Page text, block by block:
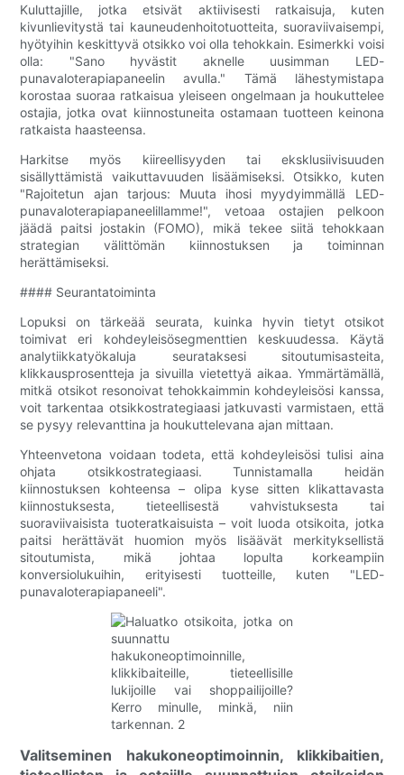
Kuluttajille, jotka etsivät aktiivisesti ratkaisuja, kuten
kivunlievitystä tai kauneudenhoitotuotteita, suoraviivaisempi,
hyötyihin keskittyvä otsikko voi olla tehokkain. Esimerkki voisi
olla: "Sano hyvästit aknelle uusimman LED-
punavaloterapiapaneelin avulla." Tämä lähestymistapa
korostaa suoraa ratkaisua yleiseen ongelmaan ja houkuttelee
ostajia, jotka ovat kiinnostuneita ostamaan tuotteen keinona
ratkaista haasteensa.
Harkitse myös kiireellisyyden tai eksklusiivisuuden
sisällyttämistä vaikuttavuuden lisäämiseksi. Otsikko, kuten
"Rajoitetun ajan tarjous: Muuta ihosi myydyimmällä LED-
punavaloterapiapaneelillamme!", vetoaa ostajien pelkoon
jäädä paitsi jostakin (FOMO), mikä tekee siitä tehokkaan
strategian välittömän kiinnostuksen ja toiminnan
herättämiseksi.
#### Seurantatoiminta
Lopuksi on tärkeää seurata, kuinka hyvin tietyt otsikot
toimivat eri kohdeyleisösegmenttien keskuudessa. Käytä
analytiikkatyökaluja seurataksesi sitoutumisasteita,
klikkausprosentteja ja sivuilla vietettyä aikaa. Ymmärtämällä,
mitkä otsikot resonoivat tehokkaimmin kohdeyleisösi kanssa,
voit tarkentaa otsikkostrategiaasi jatkuvasti varmistaen, että
se pysyy relevanttina ja houkuttelevana ajan mittaan.
Yhteenvetona voidaan todeta, että kohdeyleisösi tulisi aina
ohjata otsikkostrategiaasi. Tunnistamalla heidän
kiinnostuksen kohteensa – olipa kyse sitten klikattavasta
kiinnostuksesta, tieteellisestä vahvistuksesta tai
suoraviivaisista tuoteratkaisuista – voit luoda otsikoita, jotka
paitsi herättävät huomion myös lisäävät merkityksellistä
sitoutumista, mikä johtaa lopulta korkeampiin
konversiolukuihin, erityisesti tuotteille, kuten "LED-
punavaloterapiapaneeli".
Valitseminen hakukoneoptimoinnin, klikkibaitien,